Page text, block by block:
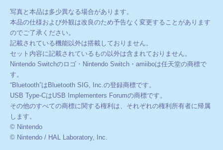
写真と本品は多少異なる場合があります。
本品の仕様および外観は改良のため予告なく変更することがあります
のでご了承ください。
記載されている機能以外は搭載しておりません。
セット内容に記載されているもの以外は含まれておりません。
Nintendo Switchのロゴ・Nintendo Switch・amiiboは任天堂の商標で
す。
“Bluetooth”はBluetooth SIG, Inc.の登録商標です。
USB Type-CはUSB Implementers Forumの商標です。
その他のすべての商標に関する権利は、それぞれの権利所有者に帰属
します。
© Nintendo
© Nintendo / HAL Laboratory, Inc.